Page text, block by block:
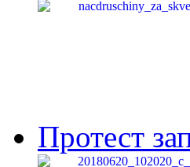
Протест